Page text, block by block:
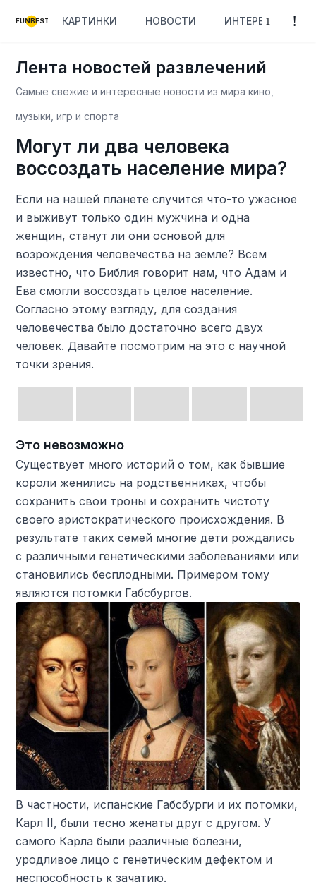
FUNBEST КАРТИНКИ НОВОСТИ ИНТЕРЕСНОЕ
Лента новостей развлечений
Самые свежие и интересные новости из мира кино,
музыки, игр и спорта
Могут ли два человека
воссоздать население мира?
Если на нашей планете случится что-то ужасное
и выживут только один мужчина и одна
женщин, станут ли они основой для
возрождения человечества на земле? Всем
известно, что Библия говорит нам, что Адам и
Ева смогли воссоздать целое население.
Согласно этому взгляду, для создания
человечества было достаточно всего двух
человек. Давайте посмотрим на это с научной
точки зрения.
Это невозможно
Существует много историй о том, как бывшие
короли женились на родственниках, чтобы
сохранить свои троны и сохранить чистоту
своего аристократического происхождения. В
результате таких семей многие дети рождались
с различными генетическими заболеваниями или
становились бесплодными. Примером тому
являются потомки Габсбургов.
В частности, испанские Габсбурги и их потомки,
Карл II, были тесно женаты друг с другом. У
самого Карла были различные болезни,
уродливое лицо с генетическим дефектом и
неспособность к зачатию.